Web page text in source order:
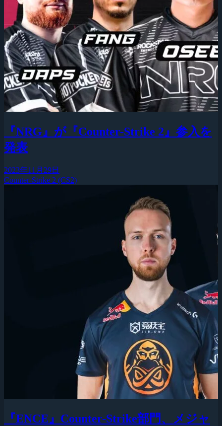
『NRG』が『Counter-Strike 2』参入を
発表
2023年11月29日
Counter-Strike 2 (CS2)
『ENCE』Counter-Strike部門、メジャ